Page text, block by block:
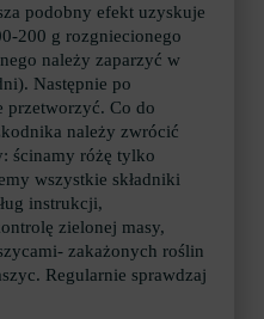
podobny efekt uzyskuje
200 g rozgniecionego
należy zaparzyć w
Następnie po
przetworzyć. Co do
należy zwrócić
ścinamy różę tylko
wszystkie składniki
instrukcji,
zielonej masy,
zakażonych roślin
Regularnie sprawdzaj